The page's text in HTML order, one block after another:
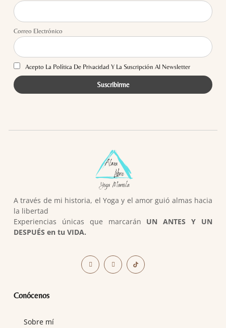
Correo Electrónico
Acepto La Política De Privacidad Y La Suscripción Al Newsletter
A través de mi historia, el Yoga y el amor guió almas hacia
la libertad
Experiencias únicas que marcarán UN ANTES Y UN
DESPUÉS en tu VIDA.
Conócenos
Sobre mí